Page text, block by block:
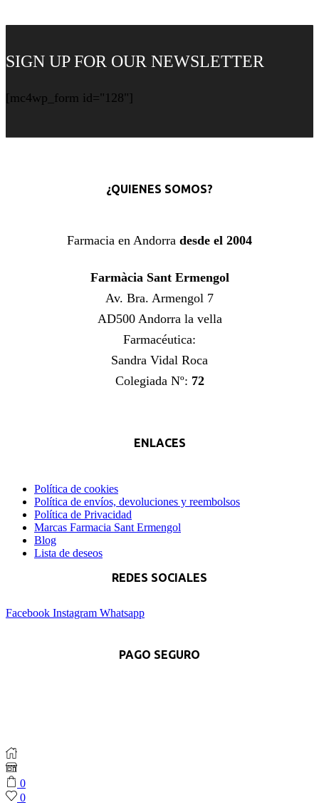
SIGN UP FOR OUR NEWSLETTER
[mc4wp_form id="128"]
¿QUIENES SOMOS?
Farmacia en Andorra desde el 2004
Farmàcia Sant Ermengol
Av. Bra. Armengol 7
AD500 Andorra la vella
Farmacéutica:
Sandra Vidal Roca
Colegiada Nº: 72
ENLACES
Política de cookies
Política de envíos, devoluciones y reembolsos
Política de Privacidad
Marcas Farmacia Sant Ermengol
Blog
Lista de deseos
REDES SOCIALES
Facebook Instagram Whatsapp
PAGO SEGURO
0
0